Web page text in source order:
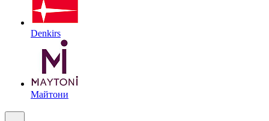
Denkirs
Майтони